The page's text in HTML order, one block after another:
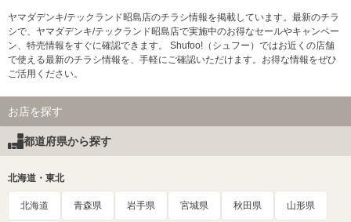
ヤマダデンキ/テックランド昭島店のチラシ情報を掲載しています。最新のチラ
シで、ヤマダデンキ/テックランド昭島店で実施中のお得なセールやキャンペー
ン、特売情報をすぐに確認できます。 Shufoo!（シュフー）ではお近くの店舗
で使える最新のチラシ情報を、手軽にご確認いただけます。お得な情報をぜひ
ご活用ください。
お店を探す
都道府県から探す
北海道・東北
北海道 青森県 岩手県 宮城県 秋田県 山形県